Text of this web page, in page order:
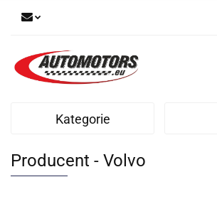
Kategorie
Producent - Volvo